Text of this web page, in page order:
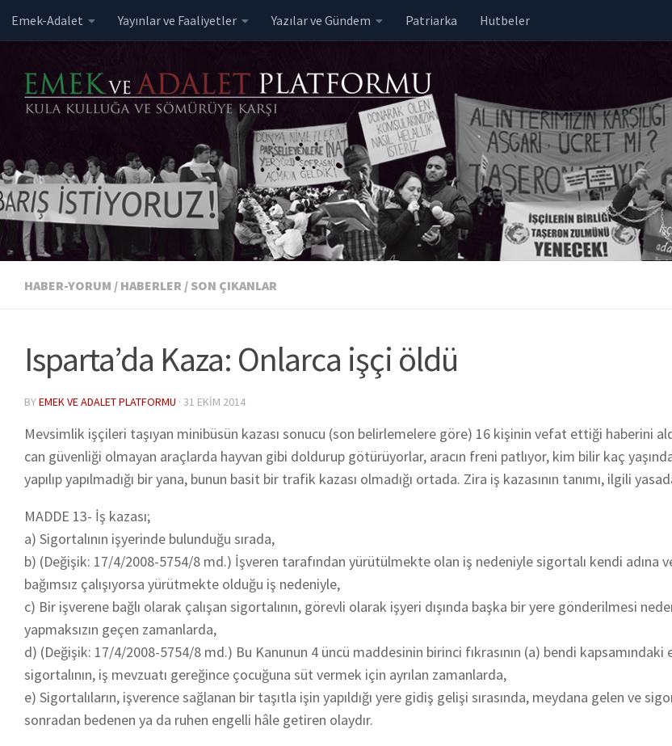
Skip to content
Emek-Adalet Yayınlar ve Faaliyetler Yazılar ve Gündem Patriarka Hutbeler
HABER-YORUM / HABERLER / SON ÇIKANLAR
Isparta’da Kaza: Onlarca işçi öldü
BYEMEK VE ADALET PLATFORMU · 31 EKIM 2014
Mevsimlik işçileri taşıyan minibüsün kazası sonucu (son belirlemelere göre) 16 kişinin vefat ettiği haberini
can güvenliği olmayan araçlarda hayvan gibi doldurup götürüyorlar, aracın freni patlıyor, kim bilir kaç
yapılıp yapılmadığı bir yana, bunun basit bir trafik kazası olmadığı ortada. Zira iş kazasının tanımı, ilgili
MADDE 13- İş kazası;
a) Sigortalının işyerinde bulunduğu sırada,
b) (Değişik: 17/4/2008-5754/8 md.) İşveren tarafından yürütülmekte olan iş nedeniyle sigortalı kendi adına
bağımsız çalışıyorsa yürütmekte olduğu iş nedeniyle,
c) Bir işverene bağlı olarak çalışan sigortalının, görevli olarak işyeri dışında başka bir yere gönderilmesi
yapmaksızın geçen zamanlarda,
d) (Değişik: 17/4/2008-5754/8 md.) Bu Kanunun 4 üncü maddesinin birinci fıkrasının (a) bendi kapsamındaki
sigortalının, iş mevzuatı gereğince çocuğuna süt vermek için ayrılan zamanlarda,
e) Sigortalıların, işverence sağlanan bir taşıtla işin yapıldığı yere gidiş gelişi sırasında, meydana gelen ve
sonradan bedenen ya da ruhen engelli hâle getiren olaydır.